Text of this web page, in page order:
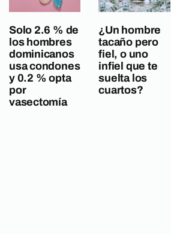
Solo 2.6 % de
los hombres
dominicanos
usa condones
y 0.2 % opta
por
vasectomía
¿Un hombre
tacaño pero
fiel, o uno
infiel que te
suelta los
cuartos?